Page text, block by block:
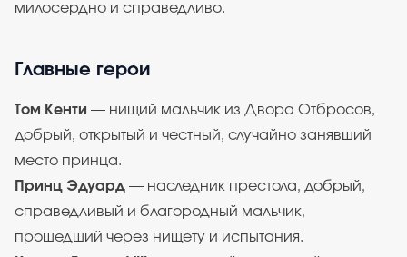
милосердно и справедливо.
Главные герои
Том Кенти — нищий мальчик из Двора Отбросов,
добрый, открытый и честный, случайно занявший
место принца.
Принц Эдуард — наследник престола, добрый,
справедливый и благородный мальчик,
прошедший через нищету и испытания.